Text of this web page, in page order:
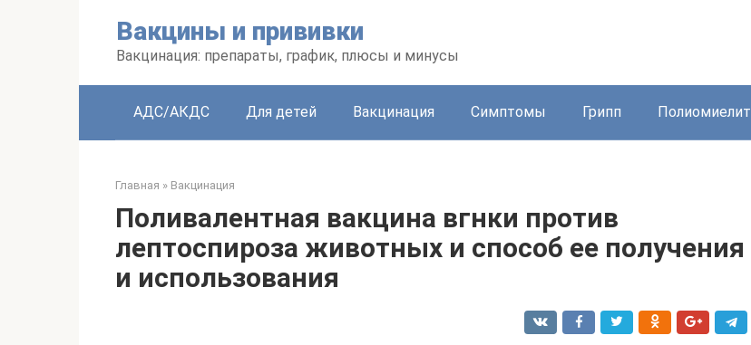
Вакцины и прививки
Вакцинация: препараты, график, плюсы и минусы
АДС/АКДС Для детей Вакцинация Симптомы Грипп Полиомиелит
Главная » Вакцинация
Поливалентная вакцина вгнки против
лептоспироза животных и способ ее получения
и использования